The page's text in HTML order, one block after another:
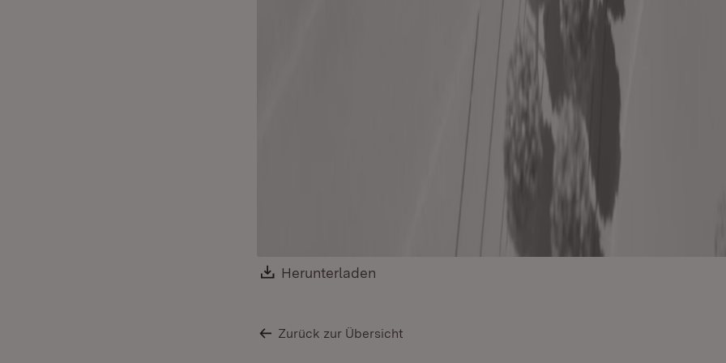
Download:
Herunterladen
Zurück zur Übersicht